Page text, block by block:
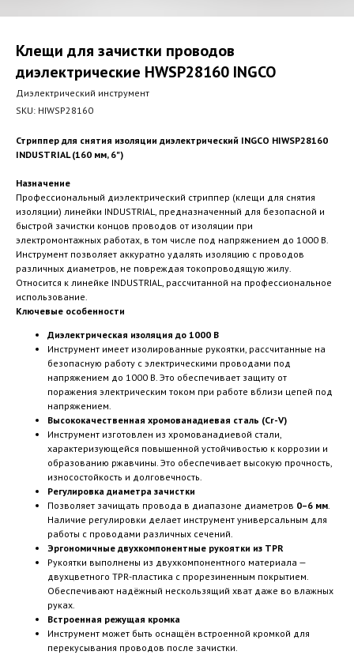
Клещи для зачистки проводов
диэлектрические HWSP28160 INGCO
Диэлектрический инструмент
SKU: HIWSP28160
Стриппер для снятия изоляции диэлектрический INGCO HIWSP28160
INDUSTRIAL (160 мм, 6")
Назначение
Профессиональный диэлектрический стриппер (клещи для снятия
изоляции) линейки INDUSTRIAL, предназначенный для безопасной и
быстрой зачистки концов проводов от изоляции при
электромонтажных работах, в том числе под напряжением до 1000 В.
Инструмент позволяет аккуратно удалять изоляцию с проводов
различных диаметров, не повреждая токопроводящую жилу.
Относится к линейке INDUSTRIAL, рассчитанной на профессиональное
использование.
Ключевые особенности
Диэлектрическая изоляция до 1000 В
Инструмент имеет изолированные рукоятки, рассчитанные на
безопасную работу с электрическими проводами под
напряжением до 1000 В. Это обеспечивает защиту от
поражения электрическим током при работе вблизи цепей под
напряжением.
Высококачественная хромованадиевая сталь (Cr-V)
Инструмент изготовлен из хромованадиевой стали,
характеризующейся повышенной устойчивостью к коррозии и
образованию ржавчины. Это обеспечивает высокую прочность,
износостойкость и долговечность.
Регулировка диаметра зачистки
Позволяет зачищать провода в диапазоне диаметров 0–6 мм.
Наличие регулировки делает инструмент универсальным для
работы с проводами различных сечений.
Эргономичные двухкомпонентные рукоятки из TPR
Рукоятки выполнены из двухкомпонентного материала —
двухцветного TPR-пластика с прорезиненным покрытием.
Обеспечивают надёжный нескользящий хват даже во влажных
руках.
Встроенная режущая кромка
Инструмент может быть оснащён встроенной кромкой для
перекусывания проводов после зачистки.